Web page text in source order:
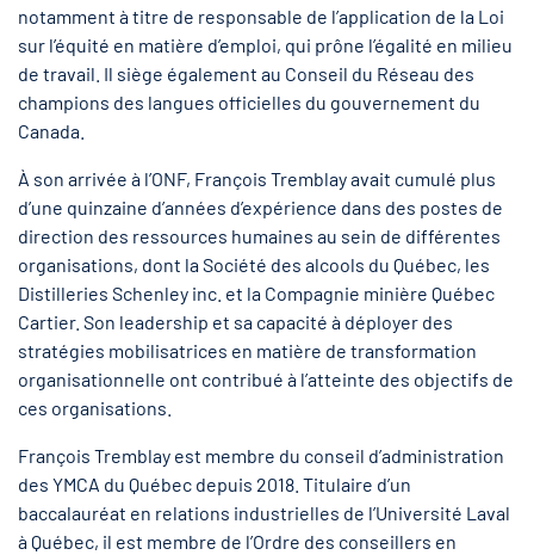
notamment à titre de responsable de l’application de la Loi
sur l’équité en matière d’emploi, qui prône l’égalité en milieu
de travail. Il siège également au Conseil du Réseau des
champions des langues officielles du gouvernement du
Canada.
À son arrivée à l’ONF, François Tremblay avait cumulé plus
d’une quinzaine d’années d’expérience dans des postes de
direction des ressources humaines au sein de différentes
organisations, dont la Société des alcools du Québec, les
Distilleries Schenley inc. et la Compagnie minière Québec
Cartier. Son leadership et sa capacité à déployer des
stratégies mobilisatrices en matière de transformation
organisationnelle ont contribué à l’atteinte des objectifs de
ces organisations.
François Tremblay est membre du conseil d’administration
des YMCA du Québec depuis 2018. Titulaire d’un
baccalauréat en relations industrielles de l’Université Laval
à Québec, il est membre de l’Ordre des conseillers en